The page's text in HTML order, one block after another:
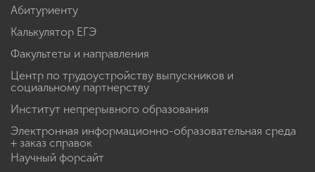
Абитуриенту
Калькулятор ЕГЭ
Факультеты и направления
Центр по трудоустройству выпускников и
социальному партнерству
Институт непрерывного образования
Электронная информационно-образовательная среда
+ заказ справок
Научный форсайт